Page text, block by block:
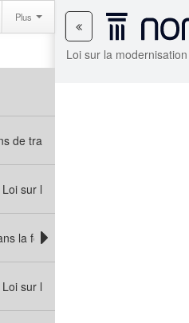
Loi sur la
Plus
de travail dans la fonction publique
sur la gestion des finances
la fonction publique
sur le Centre canadien de